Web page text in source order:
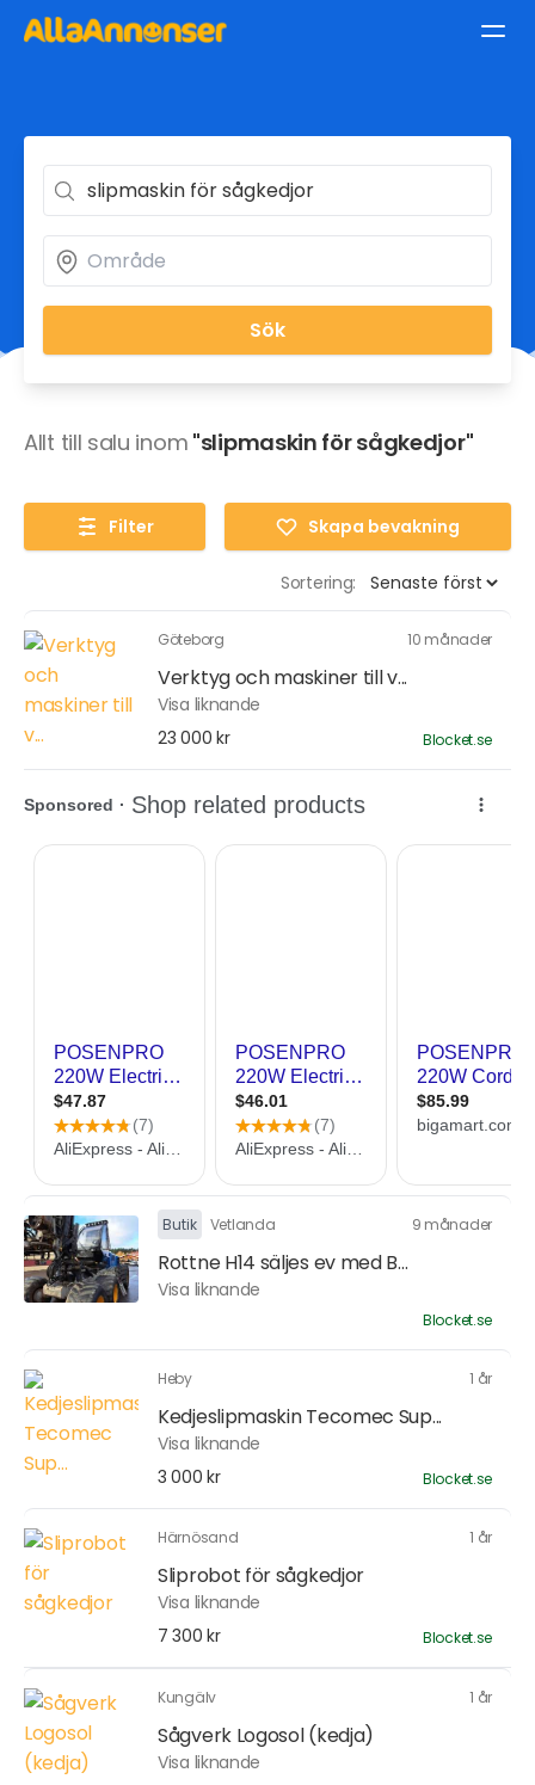
Sök
Allt till salu inom "slipmaskin för sågkedjor"
Filter Skapa bevakning
Sortering:
Göteborg 10 månader
Verktyg och maskiner till v...
Visa liknande
23 000 kr
Blocket.se
Butik Vetlanda 9 månader
Rottne H14 säljes ev med B...
Visa liknande
Blocket.se
Heby 1 år
Kedjeslipmaskin Tecomec Sup...
Visa liknande
3 000 kr
Blocket.se
Härnösand 1 år
Sliprobot för sågkedjor
Visa liknande
7 300 kr
Blocket.se
Kungälv 1 år
Sågverk Logosol (kedja)
Visa liknande